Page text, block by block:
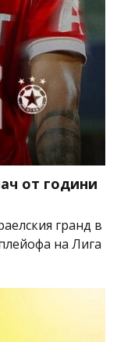
от години
гранд в
на Лига